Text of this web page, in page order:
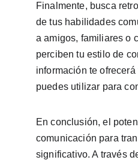
Finalmente, busca
de tus habilidades
a amigos, familiares o
perciben tu estilo de
información te
puedes utilizar para
En conclusión, el
comunicación para
significativo. A través